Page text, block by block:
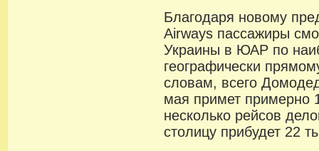
Благодаря новому
Airways пассажиры
Украины в ЮАР по
географически
словам, всего
мая примет примерно
несколько рейсов
столицу прибудет 22